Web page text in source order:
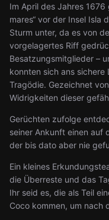
Im April des Jahres
mares“ vor der Insel Isla
Sturm unter, da es von
vorgelagertes Riff
Besatzungsmitglieder –
konnten sich ans
Tragödie. Gezeichnet
Widrigkeiten dieser
Gerüchten zufolge
seiner Ankunft einen auf
der bis dato aber nie
Ein kleines
die Überreste und das
Ihr seid es, die als Teil
Coco kommen, um nach